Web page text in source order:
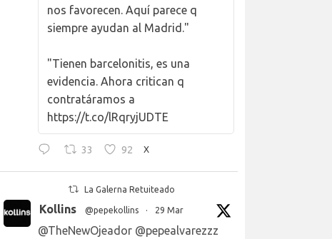
nos favorecen. Aquí parece q
siempre ayudan al Madrid."
"Tienen barcelonitis, es una
evidencia. Ahora critican q
contratáramos a
https://t.co/lRqryjUDTE
33 92 X
La Galerna Retuiteado
Kollins @pepekollins · 29 Mar
@TheNewOjeador @pepealvarezzz